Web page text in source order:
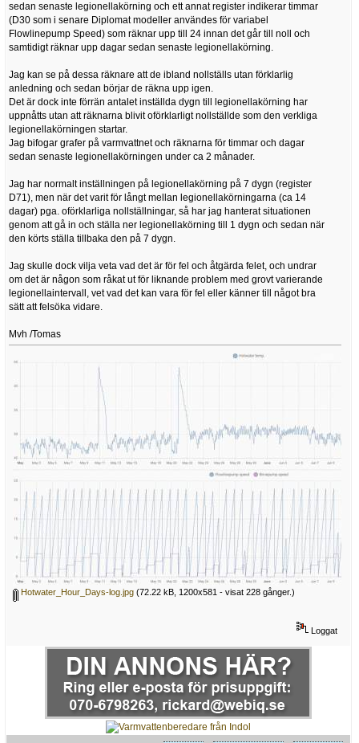
sedan senaste legionellakörning och ett annat register indikerar timmar
(D30 som i senare Diplomat modeller användes för variabel
Flowlinepump Speed) som räknar upp till 24 innan det går till noll och
samtidigt räknar upp dagar sedan senaste legionellakörning.
Jag kan se på dessa räknare att de ibland nollställs utan förklarlig
anledning och sedan börjar de räkna upp igen.
Det är dock inte förrän antalet inställda dygn till legionellakörning har
uppnåtts utan att räknarna blivit oförklarligt nollställde som den verkliga
legionellakörningen startar.
Jag bifogar grafer på varmvattnet och räknarna för timmar och dagar
sedan senaste legionellakörningen under ca 2 månader.
Jag har normalt inställningen på legionellakörning på 7 dygn (register
D71), men när det varit för långt mellan legionellakörningarna (ca 14
dagar) pga. oförklarliga nollställningar, så har jag hanterat situationen
genom att gå in och ställa ner legionellakörning till 1 dygn och sedan när
den körts ställa tillbaka den på 7 dygn.
Jag skulle dock vilja veta vad det är för fel och åtgärda felet, och undrar
om det är någon som råkat ut för liknande problem med grovt varierande
legionellaintervall, vet vad det kan vara för fel eller känner till något bra
sätt att felsöka vidare.
Mvh /Tomas
Hotwater_Hour_Days-log.jpg (72.22 kB, 1200x581 - visat 228 gånger.)
Loggat